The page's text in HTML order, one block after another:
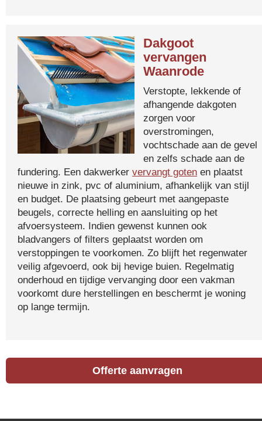
Dakgoot
vervangen
Waanrode
Verstopte, lekkende of
afhangende dakgoten
zorgen voor
overstromingen,
vochtschade aan de gevel
en zelfs schade aan de
fundering. Een dakwerker vervangt goten en plaatst
nieuwe in zink, pvc of aluminium, afhankelijk van stijl
en budget. De plaatsing gebeurt met aangepaste
beugels, correcte helling en aansluiting op het
afvoersysteem. Indien gewenst kunnen ook
bladvangers of filters geplaatst worden om
verstoppingen te voorkomen. Zo blijft het regenwater
veilig afgevoerd, ook bij hevige buien. Regelmatig
onderhoud en tijdige vervanging door een vakman
voorkomt dure herstellingen en beschermt je woning
op lange termijn.
Offerte aanvragen